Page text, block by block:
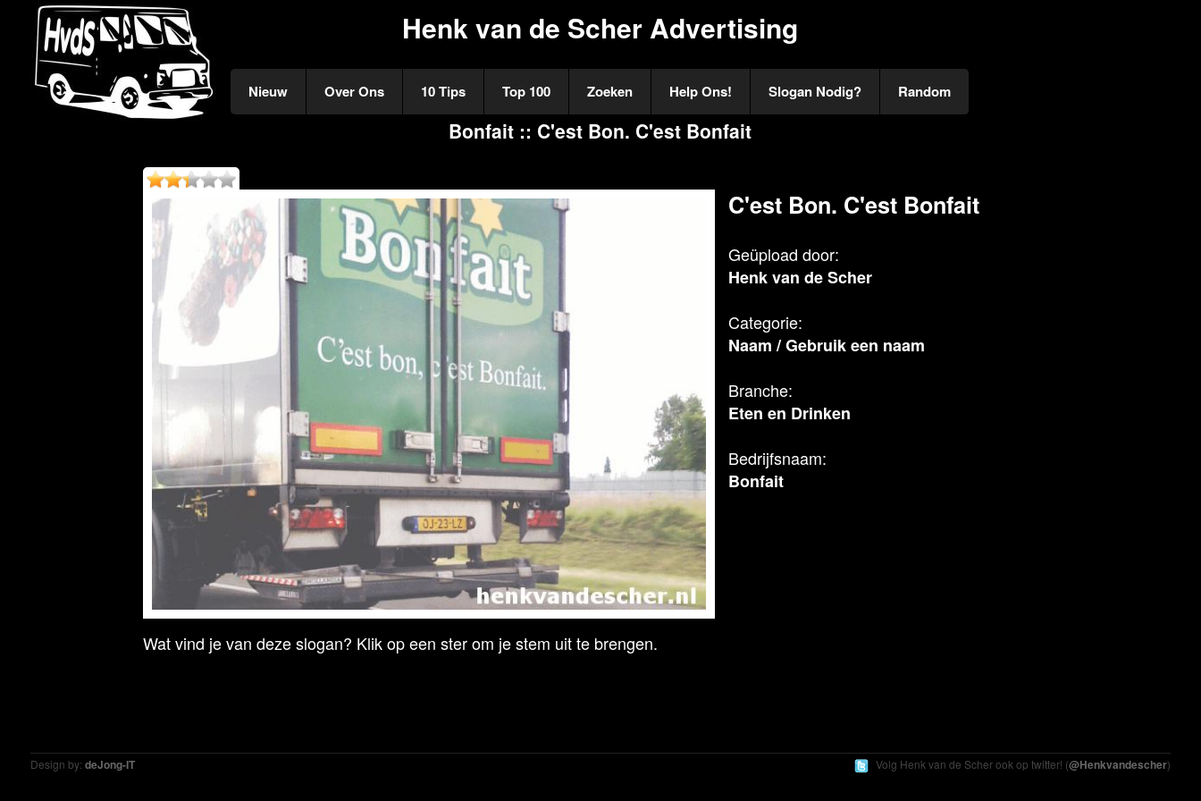
Henk van de Scher Advertising
Nieuw Over Ons 10 Tips Top 100 Zoeken Help Ons! Slogan Nodig? Random
Bonfait :: C'est Bon. C'est Bonfait
C'est Bon. C'est Bonfait
Geüpload door:
Henk van de Scher
Categorie:
Naam /Gebruik een naam
Branche:
Eten en Drinken
Bedrijfsnaam:
Bonfait
Wat vind je van deze slogan? Klik op een ster om je stem uit te brengen.
Design by: deJong-IT Volg Henk van de Scherook op twitter! (@Henkvandescher)